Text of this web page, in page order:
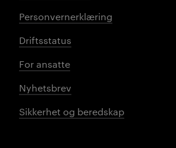
Personvernerklæring
Driftsstatus
For ansatte
Nyhetsbrev
Sikkerhet og beredskap